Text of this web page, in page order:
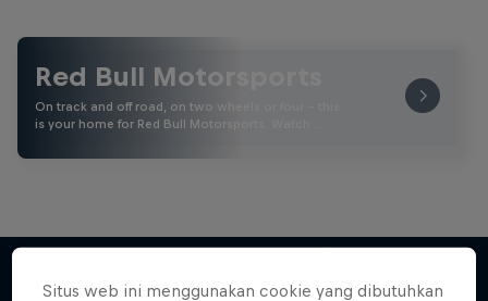
Red Bull Motorsports
On track and off road, on two wheels or four - this
is your home for Red Bull Motorsports. Watch …
More Than Machine
Situs web ini menggunakan cookie yang dibutuhkan